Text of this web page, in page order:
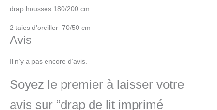
drap housses 180/200 cm
2 taies d’oreiller 70/50 cm
Avis
Il n’y a pas encore d’avis.
Soyez le premier à laisser votre
avis sur “drap de lit imprimé